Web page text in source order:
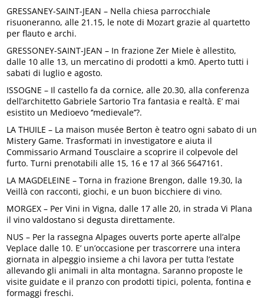
GRESSANEY-SAINT-JEAN – Nella chiesa parrocchiale
risuoneranno, alle 21.15, le note di Mozart grazie al quartetto
per flauto e archi.
GRESSONEY-SAINT-JEAN – In frazione Zer Miele è allestito,
dalle 10 alle 13, un mercatino di prodotti a km0. Aperto tutti i
sabati di luglio e agosto.
ISSOGNE – Il castello fa da cornice, alle 20.30, alla conferenza
dell’architetto Gabriele Sartorio Tra fantasia e realtà. E’ mai
esistito un Medioevo ‘’medievale’’?.
LA THUILE – La maison musée Berton è teatro ogni sabato di un
Mistery Game. Trasformati in investigatore e aiuta il
Commissario Armand Tousclaire a scoprire il colpevole del
furto. Turni prenotabili alle 15, 16 e 17 al 366 5647161.
LA MAGDELEINE – Torna in frazione Brengon, dalle 19.30, la
Veillà con racconti, giochi, e un buon bicchiere di vino.
MORGEX – Per Vini in Vigna, dalle 17 alle 20, in strada Vi Plana
il vino valdostano si degusta direttamente.
NUS – Per la rassegna Alpages ouverts porte aperte all’alpe
Veplace dalle 10. E’ un’occasione per trascorrere una intera
giornata in alpeggio insieme a chi lavora per tutta l’estate
allevando gli animali in alta montagna. Saranno proposte le
visite guidate e il pranzo con prodotti tipici, polenta, fontina e
formaggi freschi.